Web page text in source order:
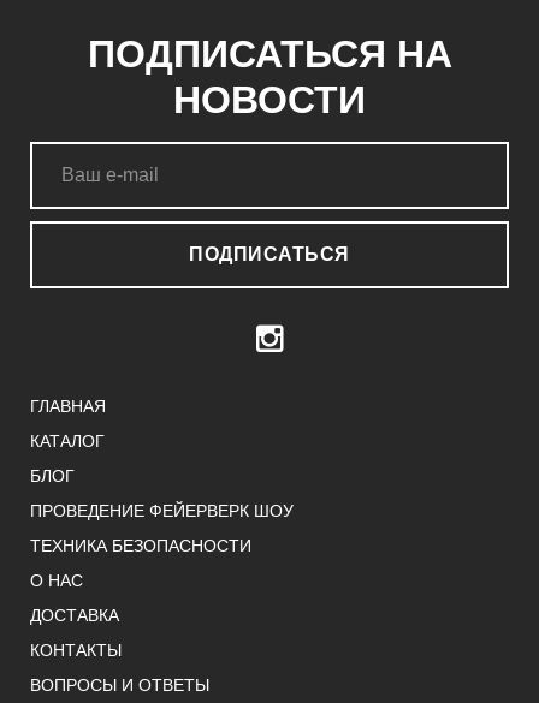
ПОДПИСАТЬСЯ НА
НОВОСТИ
ПОДПИСАТЬСЯ
ГЛАВНАЯ
КАТАЛОГ
БЛОГ
ПРОВЕДЕНИЕ ФЕЙЕРВЕРК ШОУ
ТЕХНИКА БЕЗОПАСНОСТИ
О НАС
ДОСТАВКА
КОНТАКТЫ
ВОПРОСЫ И ОТВЕТЫ